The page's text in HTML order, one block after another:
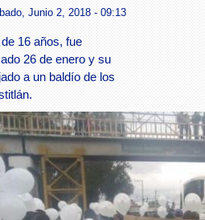
Junio 2, 2018 - 09:13
16 años, fue
26 de enero y su
a un baldío de los